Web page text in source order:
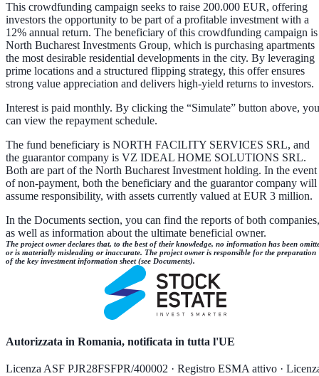
This crowdfunding campaign seeks to raise 200.000 EUR, offering
investors the opportunity to be part of a profitable investment with a
12% annual return. The beneficiary of this crowdfunding campaign is
North Bucharest Investments Group, which is purchasing apartments
the most desirable residential developments in the city. By leveraging
prime locations and a structured flipping strategy, this offer ensures
strong value appreciation and delivers high-yield returns to investors.
Interest is paid monthly. By clicking the “Simulate” button above, you
can view the repayment schedule.
The fund beneficiary is NORTH FACILITY SERVICES SRL, and
the guarantor company is VZ IDEAL HOME SOLUTIONS SRL.
Both are part of the North Bucharest Investment holding. In the event
of non-payment, both the beneficiary and the guarantor company will
assume responsibility, with assets currently valued at EUR 3 million.
In the Documents section, you can find the reports of both companies,
as well as information about the ultimate beneficial owner.
The project owner declares that, to the best of their knowledge, no information has been
or is materially misleading or inaccurate. The project owner is responsible for the preparation
of the key investment information sheet (see Documents).
Autorizzata in Romania, notificata in tutta l'UE
Licenza ASF PJR28FSFPR/400002 · Registro ESMA attivo ·